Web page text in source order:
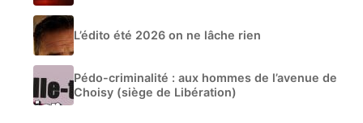
L’édito été 2026 on ne lâche rien
Pédo-criminalité : aux hommes de l’avenue de
Choisy (siège de Libération)